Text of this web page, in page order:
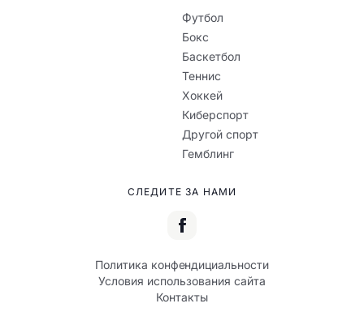
Футбол
Бокс
Баскетбол
Теннис
Хоккей
Киберспорт
Другой спорт
Гемблинг
СЛЕДИТЕ ЗА НАМИ
Политика конфендициальности
Условия использования сайта
Контакты